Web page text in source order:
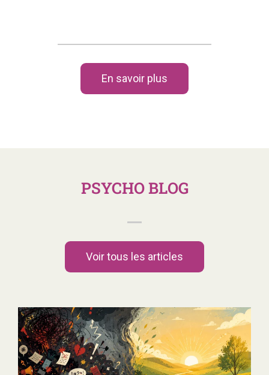
En savoir plus
PSYCHO BLOG
Voir tous les articles